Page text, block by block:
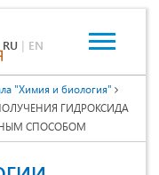
RU | EN
"Химия и биология"
ГИДРОКСИДА
СПОСОБОМ